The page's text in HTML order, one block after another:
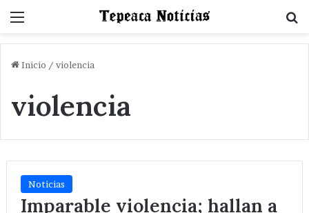
Menu
Inicio / violencia
violencia
Noticias
Imparable violencia; hallan a